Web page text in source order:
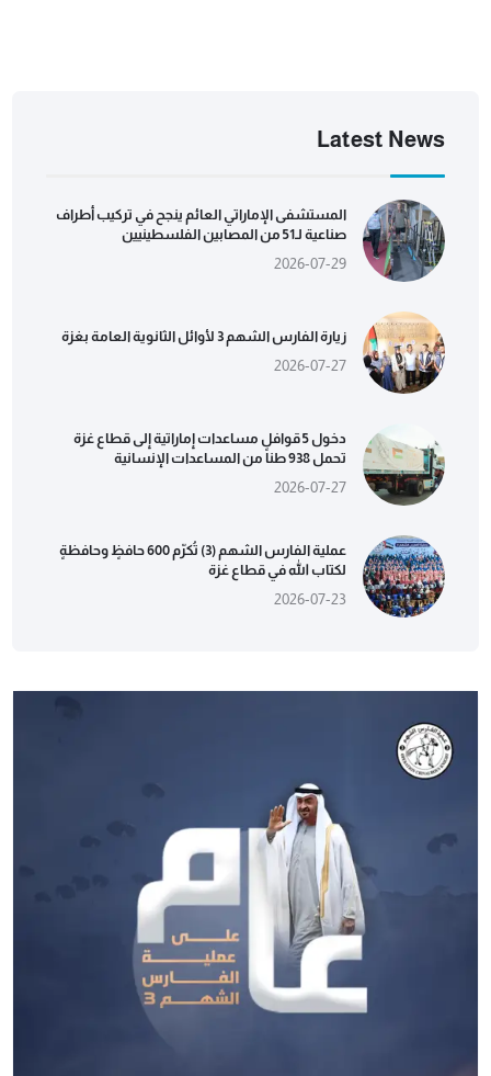
Latest News
المستشفى الإماراتي العائم ينجح في تركيب أطراف
صناعية لـ51 من المصابين الفلسطينيين
2026-07-29
زيارة الفارس الشهم 3 لأوائل الثانوية العامة بغزة
2026-07-27
دخول 5 قوافل مساعدات إماراتية إلى قطاع غزة
تحمل 938 طناً من المساعدات الإنسانية
2026-07-27
عملية الفارس الشهم (3) تُكرّم 600 حافظٍ وحافظةٍ
لكتاب الله في قطاع غزة
2026-07-23